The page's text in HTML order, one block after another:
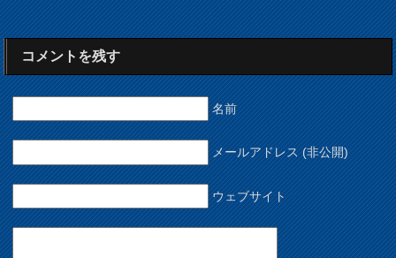
コメントを残す
名前
メールアドレス (非公開)
ウェブサイト